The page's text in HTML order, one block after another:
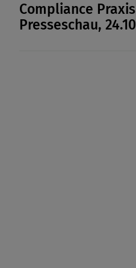
Compliance Praxis
Presseschau, 24.10